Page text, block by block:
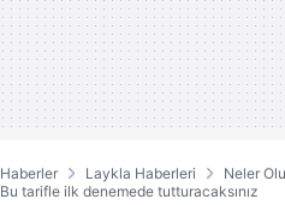
Haberler Laykla Haberleri Neler
Bu tarifle ilk denemede tutturacaksınız